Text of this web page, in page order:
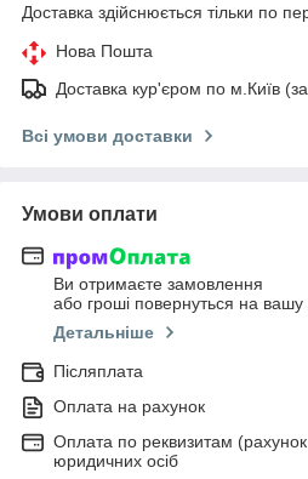
Доставка здійснюється тільки по
Нова Пошта
Доставка кур'єром по м.Київ
Всі умови доставки
Умови оплати
Ви отримаєте замовлення
або гроші повернуться на вашу
Детальніше
Післяплата
Оплата на рахунок
Оплата по реквизитам
юридичних осіб